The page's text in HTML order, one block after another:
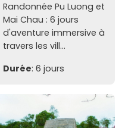
Randonnée Pu Luong et
Mai Chau : 6 jours
d'aventure immersive à
travers les vill...
Durée: 6 jours